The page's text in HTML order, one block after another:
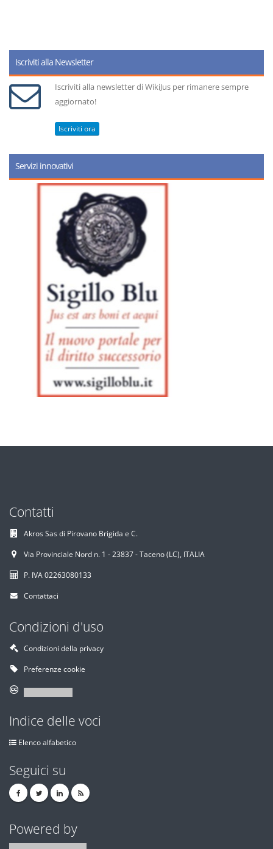
Iscriviti alla Newsletter
Iscriviti alla newsletter di WikiJus per rimanere sempre
aggiornato!
Iscriviti ora
Servizi innovativi
Contatti
Akros Sas di Pirovano Brigida e C.
Via Provinciale Nord n. 1 - 23837 - Taceno (LC), ITALIA
P. IVA 02263080133
Contattaci
Condizioni d'uso
Condizioni della privacy
Preferenze cookie
Indice delle voci
Elenco alfabetico
Seguici su
Powered by